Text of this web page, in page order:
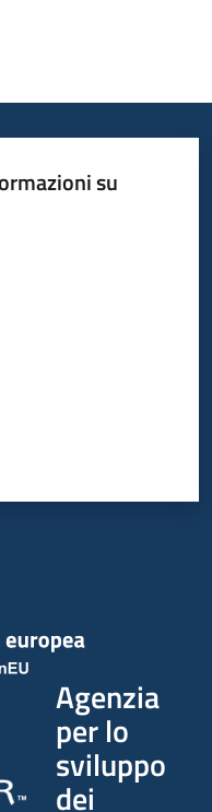
su
Agenzia
per lo
sviluppo
dei